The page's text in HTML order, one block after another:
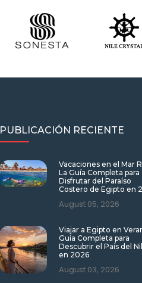
PUBLICACIÓN RECIENTE
Vacaciones en el Mar
La Guía Completa para
Disfrutar del Paraíso
Costero de Egipto en
August 05, 2026
Viajar a Egipto en
Guía Completa para
Descubrir el País del
en 2026
August 03, 2026